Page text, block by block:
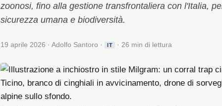
zoonosi, fino alla gestione transfrontaliera con l'Italia,
sicurezza umana e biodiversità.
19 aprile 2026 · Adolfo Santoro · IT · 26 min di lettura